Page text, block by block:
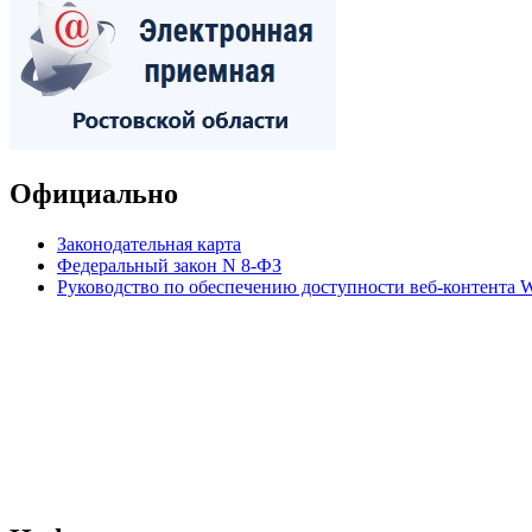
Официально
Законодательная карта
Федеральный закон N 8-ФЗ
Руководство по обеспечению доступности веб-контента